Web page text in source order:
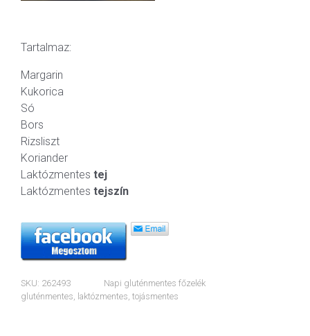
Tartalmaz:
Margarin
Kukorica
Só
Bors
Rizsliszt
Koriander
Laktózmentes tej
Laktózmentes tejszín
SKU: 262493
Napi gluténmentes főzelék
gluténmentes laktózmentes tojásmentes